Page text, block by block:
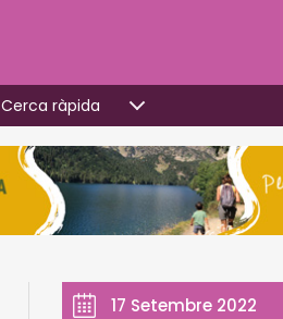
Cerca ràpida
17 Setembre 2022